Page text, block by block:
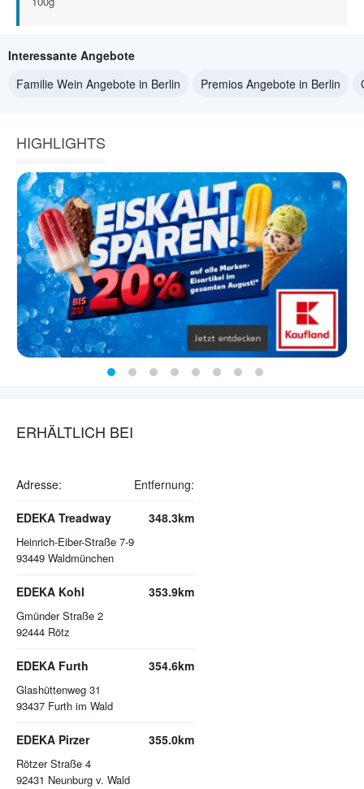
Interessante Angebote
Familie Wein Angebote in Berlin
Premios Angebote in Berlin
HIGHLIGHTS
ERHÄLTLICH BEI
Adresse: Entfernung:
EDEKA Treadway
Heinrich-Eiber-Straße 7-9
93449 Waldmünchen
348.3km
EDEKA Kohl
Gmünder Straße 2
92444 Rötz
353.9km
EDEKA Furth
Glashüttenweg 31
93437 Furth im Wald
354.6km
EDEKA Pirzer
Rötzer Straße 4
92431 Neunburg v. Wald
355.0km